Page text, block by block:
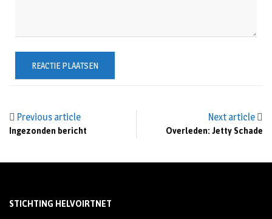
Previous article
Ingezonden bericht
Next article
Overleden: Jetty Schade
STICHTING HELVOIRTNET